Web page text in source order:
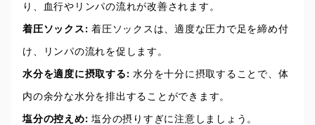
り、血行やリンパの流れが改善されます。
着圧ソックス: 着圧ソックスは、適度な圧力で足を締め付
け、リンパの流れを促します。
水分を適度に摂取する: 水分を十分に摂取することで、体
内の余分な水分を排出することができます。
塩分の控えめ: 塩分の摂りすぎに注意しましょう。